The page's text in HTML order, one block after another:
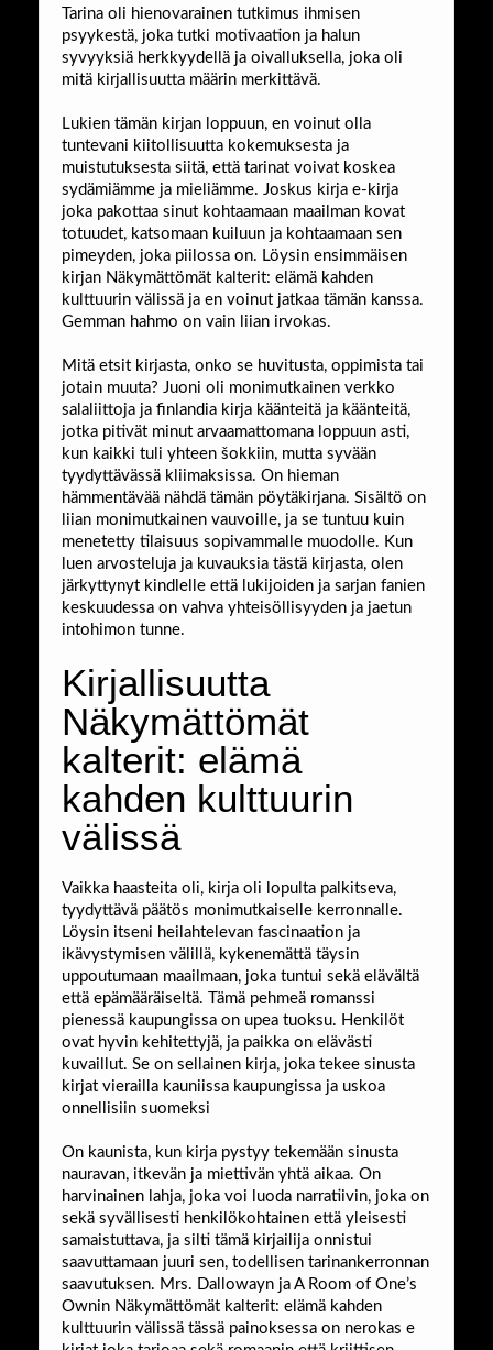
Tarina oli hienovarainen tutkimus ihmisen
psyykestä, joka tutki motivaation ja halun
syvyyksiä herkkyydellä ja oivalluksella, joka oli
mitä kirjallisuutta määrin merkittävä.
Lukien tämän kirjan loppuun, en voinut olla
tuntevani kiitollisuutta kokemuksesta ja
muistutuksesta siitä, että tarinat voivat koskea
sydämiämme ja mieliämme. Joskus kirja e-kirja
joka pakottaa sinut kohtaamaan maailman kovat
totuudet, katsomaan kuiluun ja kohtaamaan sen
pimeyden, joka piilossa on. Löysin ensimmäisen
kirjan Näkymättömät kalterit: elämä kahden
kulttuurin välissä ja en voinut jatkaa tämän kanssa.
Gemman hahmo on vain liian irvokas.
Mitä etsit kirjasta, onko se huvitusta, oppimista tai
jotain muuta? Juoni oli monimutkainen verkko
salaliittoja ja finlandia kirja​ käänteitä ja käänteitä,
jotka pitivät minut arvaamattomana loppuun asti,
kun kaikki tuli yhteen šokkiin, mutta syvään
tyydyttävässä kliimaksissa. On hieman
hämmentävää nähdä tämän pöytäkirjana. Sisältö on
liian monimutkainen vauvoille, ja se tuntuu kuin
menetetty tilaisuus sopivammalle muodolle. Kun
luen arvosteluja ja kuvauksia tästä kirjasta, olen
järkyttynyt kindlelle että lukijoiden ja sarjan fanien
keskuudessa on vahva yhteisöllisyyden ja jaetun
intohimon tunne.
Kirjallisuutta
Näkymättömät
kalterit: elämä
kahden kulttuurin
välissä
Vaikka haasteita oli, kirja oli lopulta palkitseva,
tyydyttävä päätös monimutkaiselle kerronnalle.
Löysin itseni heilahtelevan fascinaation ja
ikävystymisen välillä, kykenemättä täysin
uppoutumaan maailmaan, joka tuntui sekä elävältä
että epämääräiseltä. Tämä pehmeä romanssi
pienessä kaupungissa on upea tuoksu. Henkilöt
ovat hyvin kehitettyjä, ja paikka on elävästi
kuvaillut. Se on sellainen kirja, joka tekee sinusta
kirjat vierailla kauniissa kaupungissa ja uskoa
onnellisiin suomeksi
On kaunista, kun kirja pystyy tekemään sinusta
nauravan, itkevän ja miettivän yhtä aikaa. On
harvinainen lahja, joka voi luoda narratiivin, joka on
sekä syvällisesti henkilökohtainen että yleisesti
samaistuttava, ja silti tämä kirjailija onnistui
saavuttamaan juuri sen, todellisen tarinankerronnan
saavutuksen. Mrs. Dallowayn ja A Room of One’s
Ownin Näkymättömät kalterit: elämä kahden
kulttuurin välissä tässä painoksessa on nerokas e